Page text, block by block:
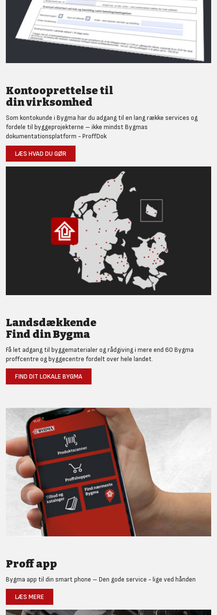
Kontooprettelse til
din virksomhed
Som kontokunde i Bygma har du adgang til en lang række services og
fordele til byggeprojekterne – ikke mindst Bygmas
dokumentationsplatform - ProffDok
LÆS HVAD DU GØR
Landsdækkende
Find din Bygma
Få let adgang til byggematerialer og rådgiving i mere end 60 Bygma
proffcentre og byggecentre fordelt over hele landet.
FIND DIT LOKALE BYGMA
Proff app
Bygma app til din smart phone – Den gode service - lige ved hånden
LÆS MERE